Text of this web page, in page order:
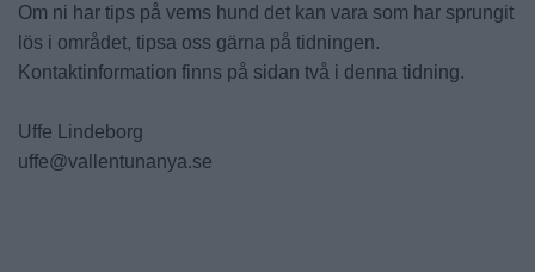
Om ni har tips på vems hund det kan vara som har sprungit
lös i området, tipsa oss gärna på tidningen.
Kontaktinformation finns på sidan två i denna tidning.
Uffe Lindeborg
uffe@vallentunanya.se